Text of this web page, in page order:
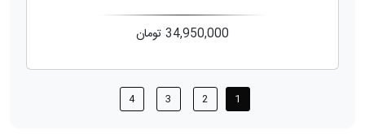
34,950,000 تومان
1
2
3
4